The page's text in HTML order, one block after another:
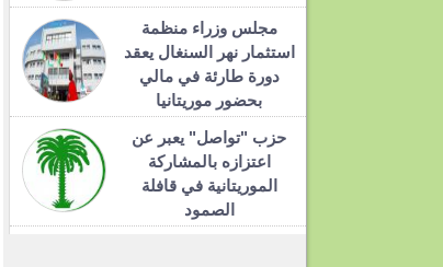
مجلس وزراء منظمة
استثمار نهر السنغال يعقد
دورة طارئة في مالي
بحضور موريتانيا
حزب "تواصل" يعبر عن
اعتزازه بالمشاركة
الموريتانية في قافلة
الصمود